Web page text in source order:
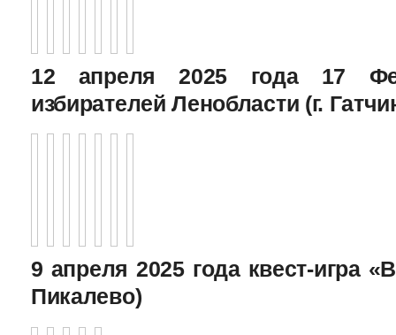
12 апреля 2025 года 17
избирателей Ленобласти (г.
9 апреля 2025 года квест-игра
Пикалево)